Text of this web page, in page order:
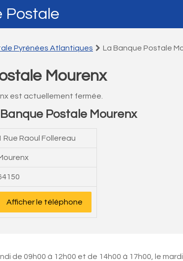
Postale
Pyrénées Atlantiques La Banque Postale
Mourenx
est actuellement fermée.
Postale Mourenx
Rue Raoul Follereau
Afficher le téléphone
de 09h00 à 12h00 et de 14h00 à 17h00, le